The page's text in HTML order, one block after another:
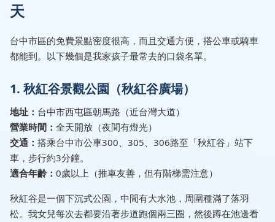
天
台中市區的免費景點密度很高，而且交通方便，搭公車或騎車
都能到。以下幾個是我家孩子最常去的口袋名單。
1. 秋紅谷景觀公園（秋紅谷廣場）
地址： 台中市西屯區朝馬路（近台灣大道）
營業時間： 全天開放（夜間有燈光）
交通： 搭乘台中市公車300、305、306路至「秋紅谷」站下
車，步行約3分鐘。
適合年齡： 0歲以上（推車友善，但有階梯需注意）
秋紅谷是一個下沉式公園，中間有大水池，周圍種滿了落羽
松。我女兒每次去都要沿著步道跑個兩三圈，然後蹲在池邊看